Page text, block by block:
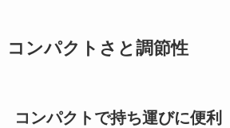
コンパクトさと調節性
コンパクトで持ち運びに便利